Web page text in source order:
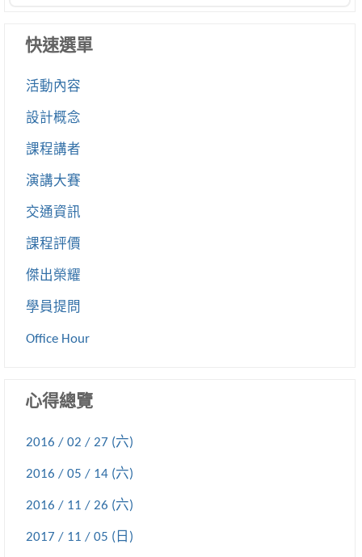
快速選單
活動內容
設計概念
課程講者
演講大賽
交通資訊
課程評價
傑出榮耀
學員提問
Office Hour
心得總覽
2016 / 02 / 27 (六)
2016 / 05 / 14 (六)
2016 / 11 / 26 (六)
2017 / 11 / 05 (日)